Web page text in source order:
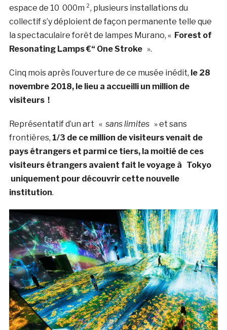
espace de 10 000m ², plusieurs installations du
collectif s’y déploient de façon permanente telle que
la spectaculaire forêt de lampes Murano, « Forest of
Resonating Lamps €“ One Stroke».
Cinq mois après l’ouverture de ce musée inédit, le 28
novembre 2018, le lieu a accueilli un million de
visiteurs !
Représentatif d’un art « sans limites» et sans
frontières, 1/3 de ce million de visiteurs venait de
pays étrangers et parmi ce tiers, la moitié de ces
visiteurs étrangers avaient fait le voyage à Tokyo
uniquement pour découvrir cette nouvelle
institution.